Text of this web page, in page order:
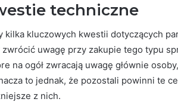
techniczne
kilka kluczowych kwestii dotyczących
uwagę przy zakupie tego typu
na ogół zwracają uwagę głównie
to jednak, że pozostali powinni te
z nich.